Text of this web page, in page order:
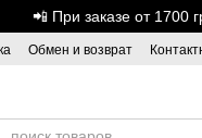
📲 При заказе от
Обмен и возврат